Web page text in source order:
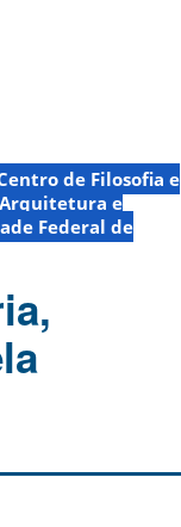
de Filosofia e
e
Federal de